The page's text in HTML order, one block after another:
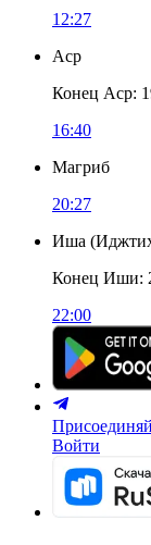
12:27
Аср
Конец Аср:
16:40
Магриб
20:27
Иша (
Конец Иши:
22:00
Войти